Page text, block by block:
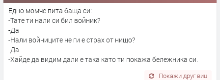
Едно момче пита баща си:
-Тате ти нали си бил войник?
-Да
-Нали войниците не ги е страх от нищо?
-Да
-Хайде да видим дали е така като ти покажа бележника си.
Покажи друг виц